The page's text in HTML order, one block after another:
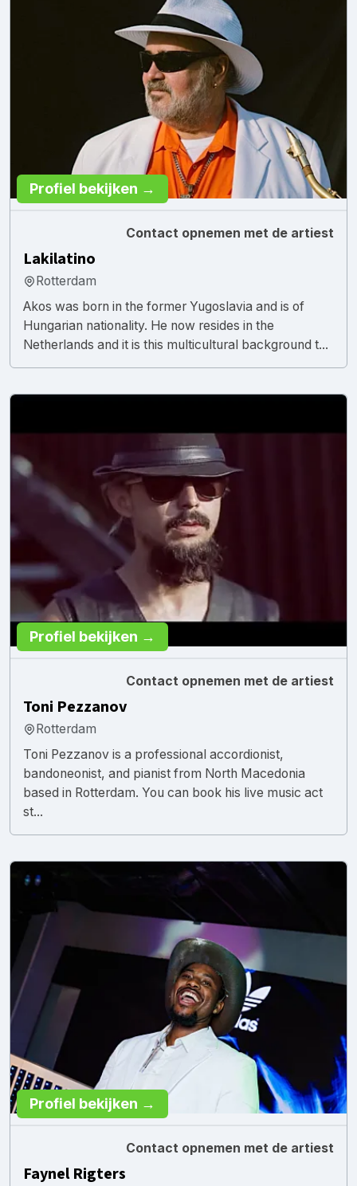
Profiel bekijken →
Contact opnemen met de artiest
Lakilatino
Rotterdam
Akos was born in the former Yugoslavia and is of
Hungarian nationality. He now resides in the
Netherlands and it is this multicultural background t...
Profiel bekijken →
Contact opnemen met de artiest
Toni Pezzanov
Rotterdam
Toni Pezzanov is a professional accordionist,
bandoneonist, and pianist from North Macedonia
based in Rotterdam. You can book his live music act
st...
Profiel bekijken →
Contact opnemen met de artiest
Faynel Rigters